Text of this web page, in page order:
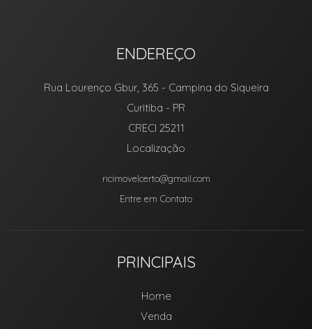
ENDEREÇO
Rua Lourenço Gbur, 365 - Campina do Siqueira
Curitiba - PR
CRECI 25211
Localização
ricimovelcerto@gmail.com
Entre em Contato
PRINCIPAIS
Home
Venda